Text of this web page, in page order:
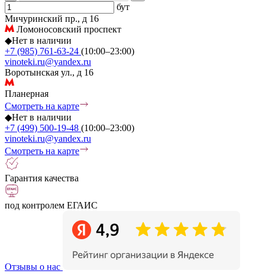
бут
Мичуринский пр., д 16
Ломоносовский проспект
◆Нет в наличии
+7 (985) 761-63-24 (10:00–23:00)
vinoteki.ru@yandex.ru
Воротынская ул., д 16
Планерная
Смотреть на карте
◆Нет в наличии
+7 (499) 500-19-48 (10:00–23:00)
vinoteki.ru@yandex.ru
Смотреть на карте
Гарантия качества
под контролем ЕГАИС
Отзывы о нас